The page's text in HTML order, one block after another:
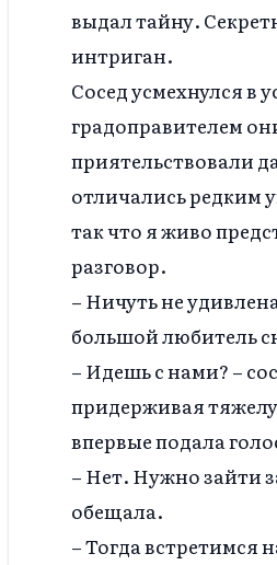
выдал тайну.
интриган.
Сосед усмехнулся в
градоправителем
приятельствовали
отличались редким
так что я живо
разговор.
– Ничуть не
большой любитель
– Идешь с нами? –
придерживая
впервые подала
– Нет. Нужно зайти
обещала.
– Тогда встретимся